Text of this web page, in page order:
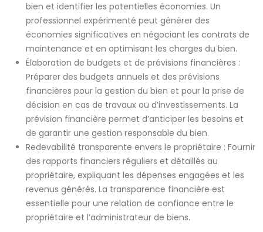
bien et identifier les potentielles économies. Un
professionnel expérimenté peut générer des
économies significatives en négociant les contrats de
maintenance et en optimisant les charges du bien.
Élaboration de budgets et de prévisions financières :
Préparer des budgets annuels et des prévisions
financières pour la gestion du bien et pour la prise de
décision en cas de travaux ou d’investissements. La
prévision financière permet d’anticiper les besoins et
de garantir une gestion responsable du bien.
Redevabilité transparente envers le propriétaire : Fournir
des rapports financiers réguliers et détaillés au
propriétaire, expliquant les dépenses engagées et les
revenus générés. La transparence financière est
essentielle pour une relation de confiance entre le
propriétaire et l’administrateur de biens.